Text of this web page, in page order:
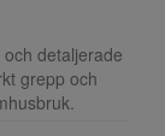
detaljerade
grepp och